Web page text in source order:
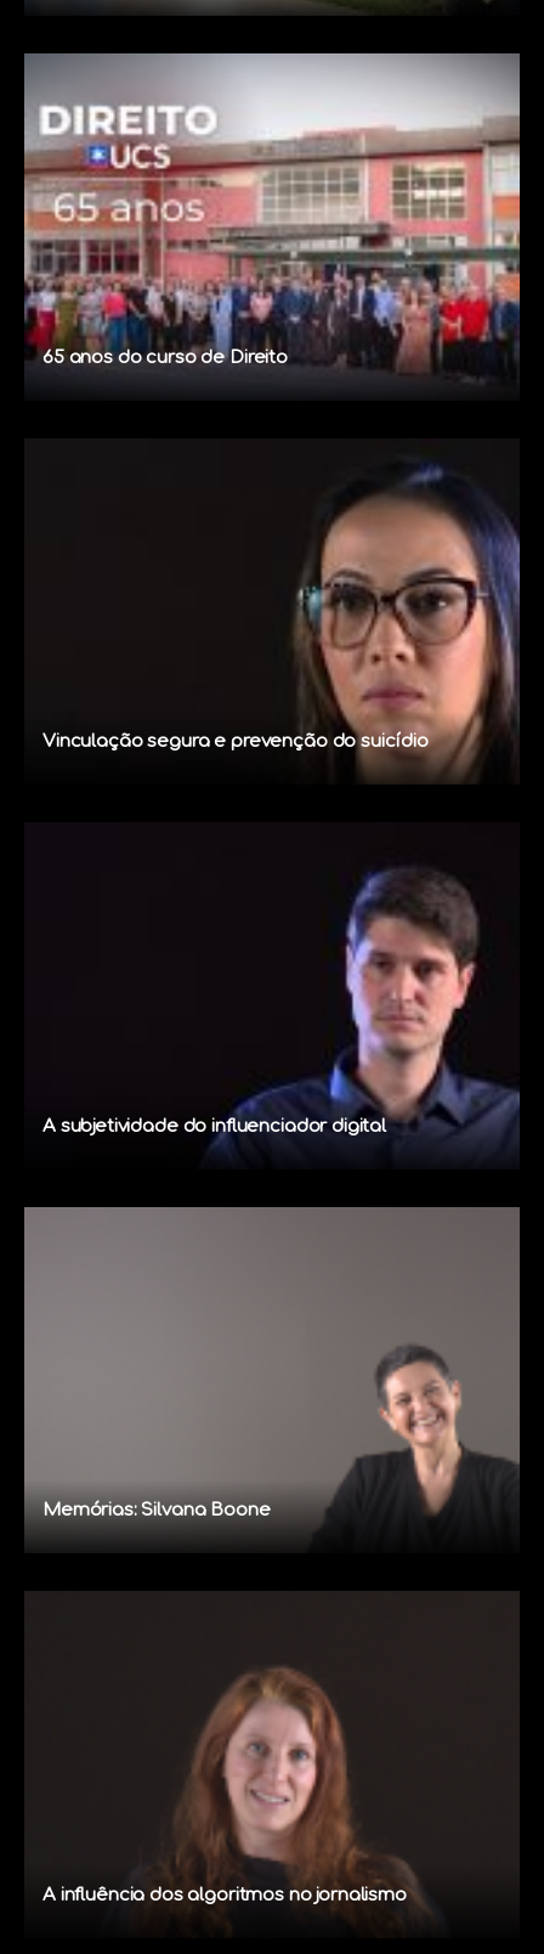
65 anos do curso de Direito
Vinculação segura e prevenção do suicídio
A subjetividade do influenciador digital
Memórias: Silvana Boone
A influência dos algoritmos no jornalismo